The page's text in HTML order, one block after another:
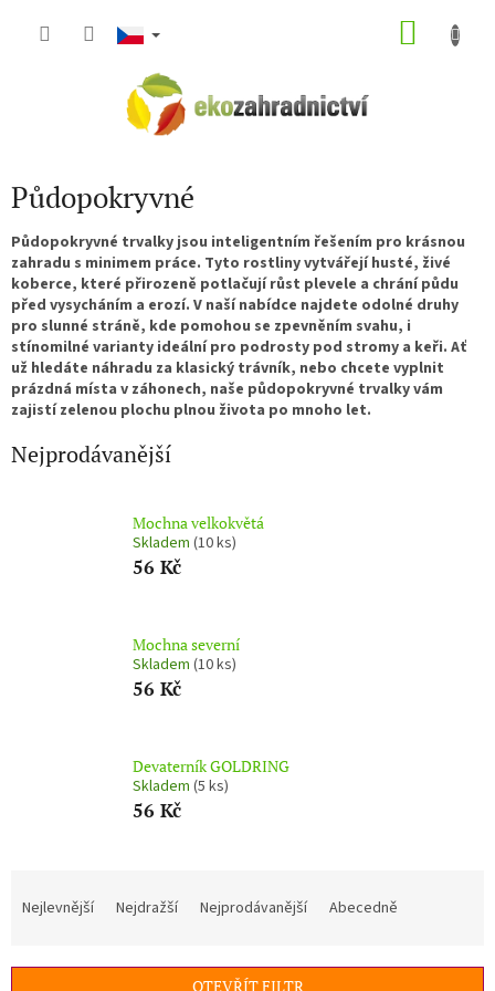
Půdopokryvné
Půdopokryvné trvalky jsou inteligentním řešením pro krásnou
zahradu s minimem práce. Tyto rostliny vytvářejí husté, živé
koberce, které přirozeně potlačují růst plevele a chrání půdu
před vysycháním a erozí. V naší nabídce najdete odolné druhy
pro slunné stráně, kde pomohou se zpevněním svahu, i
stínomilné varianty ideální pro podrosty pod stromy a keři. Ať
už hledáte náhradu za klasický trávník, nebo chcete vyplnit
prázdná místa v záhonech, naše půdopokryvné trvalky vám
zajistí zelenou plochu plnou života po mnoho let.
Nejprodávanější
Mochna velkokvětá
Skladem (10 ks)
56 Kč
Mochna severní
Skladem (10 ks)
56 Kč
Devaterník GOLDRING
Skladem (5 ks)
56 Kč
Nejlevnější Nejdražší Nejprodávanější Abecedně
OTEVŘÍT FILTR